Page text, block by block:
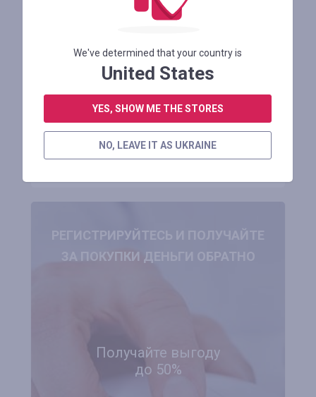
Corsair VOID RGB ELITE Wireless
В МАГАЗИН
РЕГИСТРИРУЙТЕСЬ И ПОЛУЧАЙТЕ
ЗА ПОКУПКИ ДЕНЬГИ ОБРАТНО
Получайте выгоду
до 50%
We've determined that your country is
United States
YES, SHOW ME THE STORES
NO, LEAVE IT AS UKRAINE